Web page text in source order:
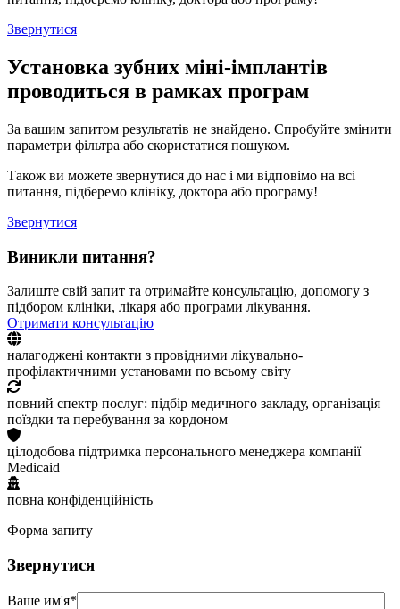
Звернутися
Установка зубних міні-імплантів
проводиться в рамках програм
За вашим запитом результатів не знайдено. Спробуйте змінити
параметри фільтра або скористатися пошуком.
Також ви можете звернутися до нас і ми відповімо на всі
питання, підберемо клініку, доктора або програму!
Звернутися
Виникли питання?
Залиште свій запит та отримайте консультацію, допомогу з
підбором клініки, лікаря або програми лікування.
Отримати консультацію
налагоджені контакти з провідними лікувально-
профілактичними установами по всьому світу
повний спектр послуг: підбір медичного закладу, організація
поїздки та перебування за кордоном
цілодобова підтримка персонального менеджера компанії
Medicaid
повна конфіденційність
Форма запиту
Звернутися
Ваше им'я*